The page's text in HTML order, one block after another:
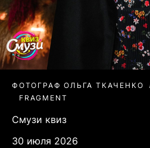
ФОТОГРАФ ОЛЬГА ТКАЧЕНКО
FRAGMENT
Смузи квиз
30 июля 2026